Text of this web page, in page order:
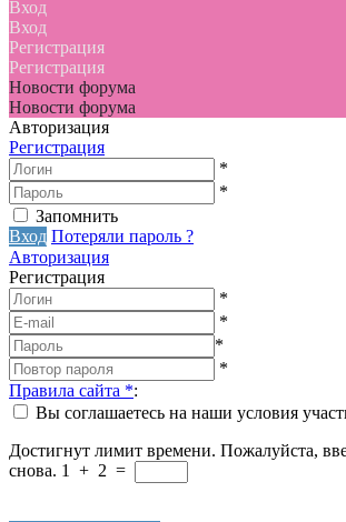
Вход
Вход
Регистрация
Регистрация
Новости форума
Новости форума
Авторизация
Регистрация
*
*
Запомнить
Вход Потеряли пароль ?
Авторизация
Регистрация
*
*
*
*
Правила сайта *:
Вы соглашаетесь на наши условия
Достигнут лимит времени. Пожалуйста,
снова. 1 + 2 =